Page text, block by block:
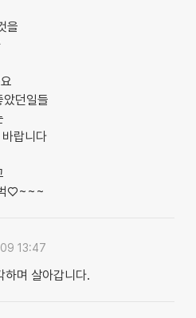
을
던일들
랍니다
벅♡~~~
13:47
하며 살아갑니다.